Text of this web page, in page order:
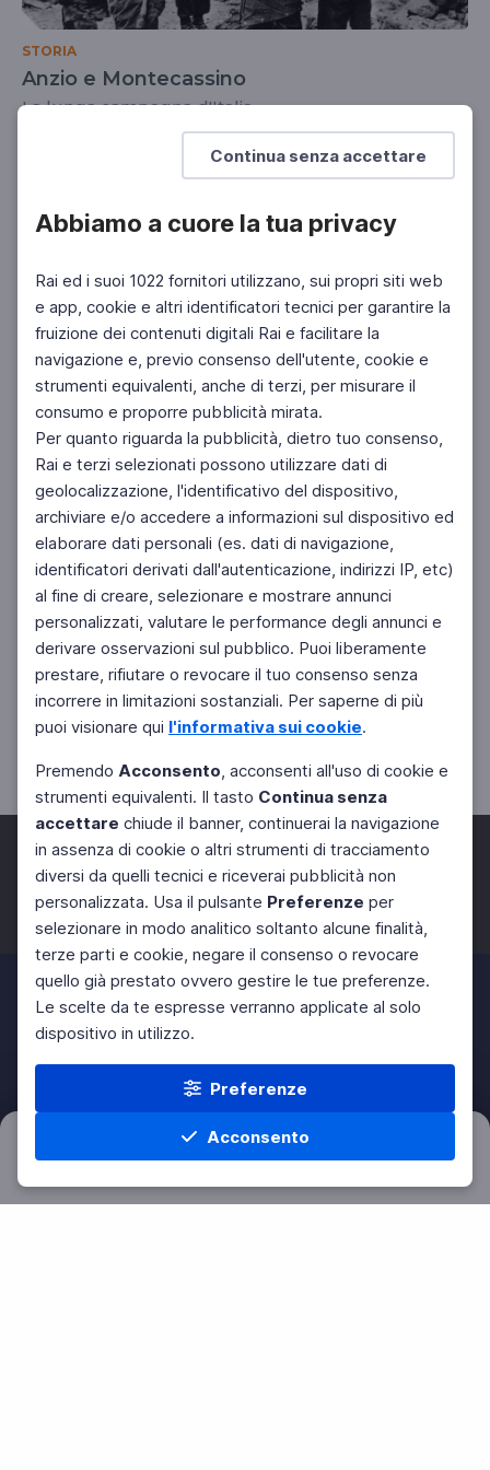
Continua senza accettare
Abbiamo a cuore la tua privacy
Rai ed i suoi 1022 fornitori utilizzano, sui propri siti web
e app, cookie e altri identificatori tecnici per garantire la
fruizione dei contenuti digitali Rai e facilitare la
navigazione e, previo consenso dell'utente, cookie e
strumenti equivalenti, anche di terzi, per misurare il
consumo e proporre pubblicità mirata.
Per quanto riguarda la pubblicità, dietro tuo consenso,
Rai e terzi selezionati possono utilizzare dati di
geolocalizzazione, l'identificativo del dispositivo,
archiviare e/o accedere a informazioni sul dispositivo ed
elaborare dati personali (es. dati di navigazione,
identificatori derivati dall'autenticazione, indirizzi IP, etc)
al fine di creare, selezionare e mostrare annunci
personalizzati, valutare le performance degli annunci e
derivare osservazioni sul pubblico. Puoi liberamente
prestare, rifiutare o revocare il tuo consenso senza
incorrere in limitazioni sostanziali. Per saperne di più
puoi visionare qui l'informativa sui cookie.
Premendo Acconsento, acconsenti all'uso di cookie e
strumenti equivalenti. Il tasto Continua senza
accettare chiude il banner, continuerai la navigazione
in assenza di cookie o altri strumenti di tracciamento
diversi da quelli tecnici e riceverai pubblicità non
personalizzata. Usa il pulsante Preferenze per
selezionare in modo analitico soltanto alcune finalità,
terze parti e cookie, negare il consenso o revocare
quello già prestato ovvero gestire le tue preferenze.
Le scelte da te espresse verranno applicate al solo
dispositivo in utilizzo.
Preferenze
Acconsento
Home Materie Cerca Menu
STORIA
Anzio e Montecassino
La lunga campagna d'Italia
Filtri Azzera
Facebook Twitter Instagram